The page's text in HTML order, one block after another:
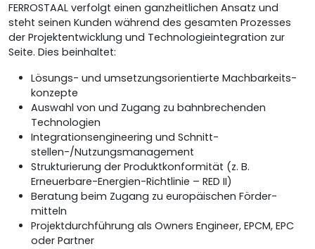
FERROSTAAL verfolgt einen ganzheitlichen Ansatz und
steht seinen Kunden während des gesamten Prozesses
der Projekt­entwicklung und Technologie­integration zur
Seite. Dies beinhaltet:
Lösungs- und umsetzungs­orientierte Machbarkeits­
konzepte
Auswahl von und Zugang zu bahn­brechenden
Technologien
Integrations­engineering und Schnitt­
stellen-/Nutzungs­management
Strukturierung der Produkt­konformität (z. B.
Erneuerbare-Energien-Richtlinie – RED II)
Beratung beim Zugang zu europäischen Förder­
mitteln
Projekt­durchführung als Owners Engineer, EPCM, EPC
oder Partner